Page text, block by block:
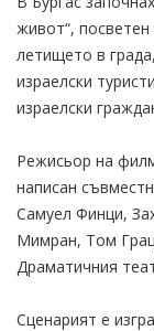
живот“, посветен
летището в
израелски
израелски
Режисьор на
написан
Самуел Финци,
Мимран, Том
Драматичния
Сценарият е